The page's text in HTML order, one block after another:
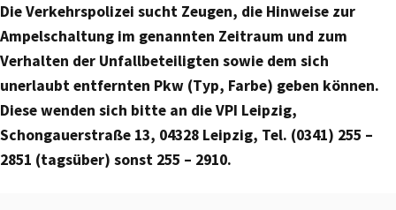
Die Verkehrspolizei sucht Zeugen, die Hinweise zur
Ampelschaltung im genannten Zeitraum und zum
Verhalten der Unfallbeteiligten sowie dem sich
unerlaubt entfernten Pkw (Typ, Farbe) geben können.
Diese wenden sich bitte an die VPI Leipzig,
Schongauerstraße 13, 04328 Leipzig, Tel. (0341) 255 –
2851 (tagsüber) sonst 255 – 2910.